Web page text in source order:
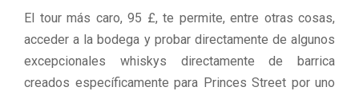
El tour más caro, 95 £, te permite, entre otras cosas,
acceder a la bodega y probar directamente de algunos
excepcionales whiskys directamente de barrica
creados específicamente para Princes Street por uno